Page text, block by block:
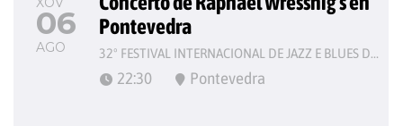
06
AGO
Pontevedra
32º FESTIVAL INTERNACIONAL DE JAZZ E BLUES DE PONTEVEDRA
22:30 Pontevedra